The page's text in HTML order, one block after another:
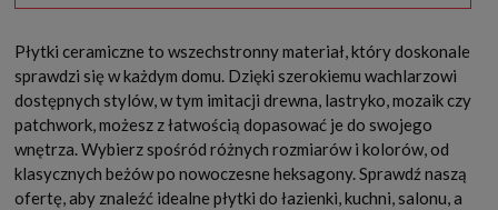
Płytki ceramiczne to wszechstronny materiał, który doskonale
sprawdzi się w każdym domu. Dzięki szerokiemu wachlarzowi
dostępnych stylów, w tym imitacji drewna, lastryko, mozaik czy
patchwork, możesz z łatwością dopasować je do swojego
wnętrza. Wybierz spośród różnych rozmiarów i kolorów, od
klasycznych beżów po nowoczesne heksagony. Sprawdź naszą
ofertę, aby znaleźć idealne płytki do łazienki, kuchni, salonu, a